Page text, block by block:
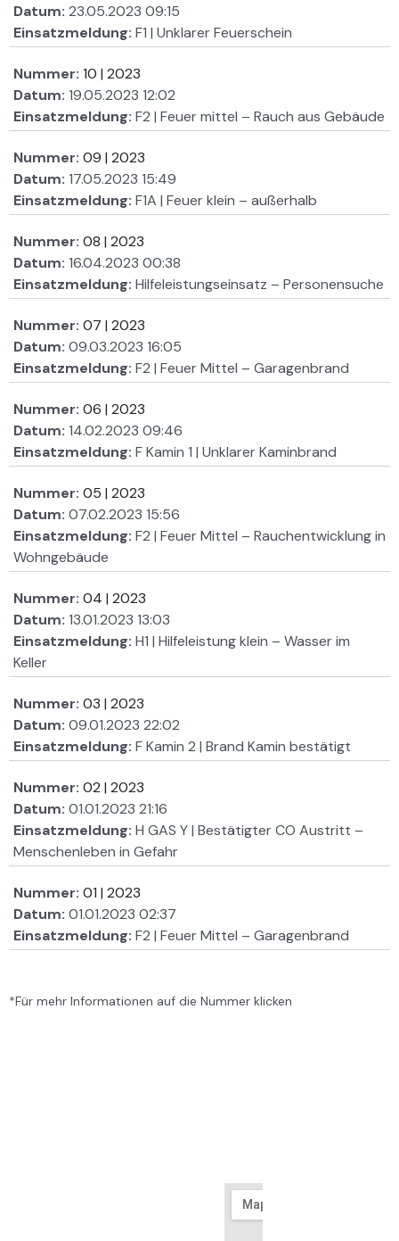
Datum: 23.05.2023 09:15
Einsatzmeldung: F1 | Unklarer Feuerschein
Nummer: 10 | 2023
Datum: 19.05.2023 12:02
Einsatzmeldung: F2 | Feuer mittel – Rauch aus Gebäude
Nummer: 09 | 2023
Datum: 17.05.2023 15:49
Einsatzmeldung: F1A | Feuer klein – außerhalb
Nummer: 08 | 2023
Datum: 16.04.2023 00:38
Einsatzmeldung: Hilfeleistungseinsatz – Personensuche
Nummer: 07 | 2023
Datum: 09.03.2023 16:05
Einsatzmeldung: F2 | Feuer Mittel – Garagenbrand
Nummer: 06 | 2023
Datum: 14.02.2023 09:46
Einsatzmeldung: F Kamin 1 | Unklarer Kaminbrand
Nummer: 05 | 2023
Datum: 07.02.2023 15:56
Einsatzmeldung: F2 | Feuer Mittel – Rauchentwicklung in
Wohngebäude
Nummer: 04 | 2023
Datum: 13.01.2023 13:03
Einsatzmeldung: H1 | Hilfeleistung klein – Wasser im
Keller
Nummer: 03 | 2023
Datum: 09.01.2023 22:02
Einsatzmeldung: F Kamin 2 | Brand Kamin bestätigt
Nummer: 02 | 2023
Datum: 01.01.2023 21:16
Einsatzmeldung: H GAS Y | Bestätigter CO Austritt –
Menschenleben in Gefahr
Nummer: 01 | 2023
Datum: 01.01.2023 02:37
Einsatzmeldung: F2 | Feuer Mittel – Garagenbrand
*Für mehr Informationen auf die Nummer klicken
Feuerwehren
Waldbrunn